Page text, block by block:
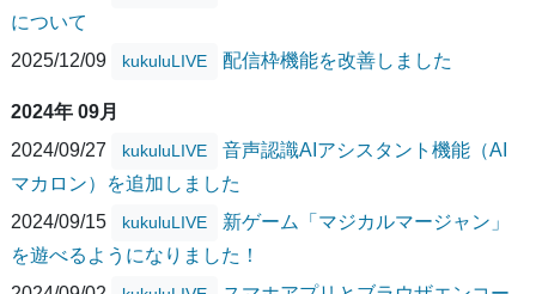
について
2025/12/09
kukuluLIVE 配信枠機能を改善しました
2024年 09月
2024/09/27
kukuluLIVE
音声認識AIアシスタント機能（AI
マカロン）を追加しました
2024/09/15
kukuluLIVE
新ゲーム「マジカルマージャン」
を遊べるようになりました！